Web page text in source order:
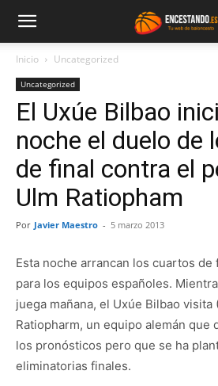
Inicio Uncategorized
Uncategorized
El Uxúe Bilbao
noche el duelo de
de final contra el
Ulm Ratiopham
Por Javier Maestro - 5 marzo 2013
Esta noche arrancan los cuartos de
para los equipos españoles.
juega mañana, el Uxúe Bilbao visita
Ratiopharm, un equipo alemán que
los pronósticos pero que se ha
eliminatorias finales.